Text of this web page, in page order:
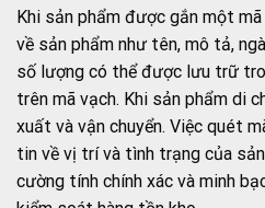
Khi sản phẩm được gắn một
về sản phẩm như tên, mô tả,
số lượng có thể được lưu trữ
trên mã vạch. Khi sản phẩm di
xuất và vận chuyển. Việc quét
tin về vị trí và tình trạng của
cường tính chính xác và minh